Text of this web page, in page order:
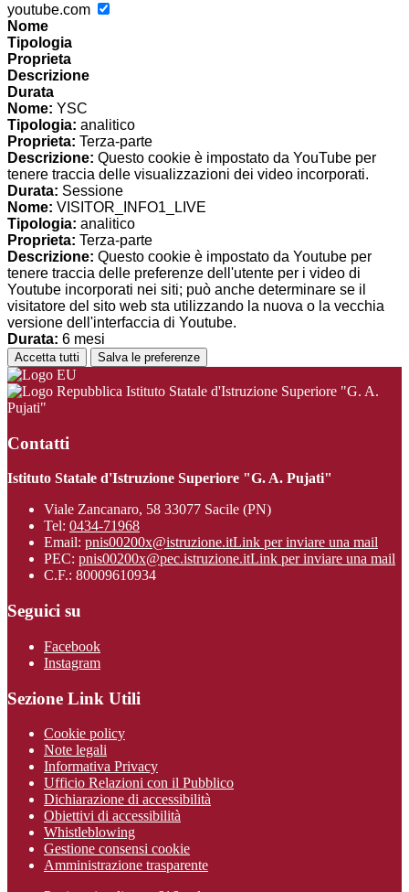
youtube.com
Nome
Tipologia
Proprieta
Descrizione
Durata
Nome: YSC
Tipologia: analitico
Proprieta: Terza-parte
Descrizione: Questo cookie è impostato da YouTube per
tenere traccia delle visualizzazioni dei video incorporati.
Durata: Sessione
Nome: VISITOR_INFO1_LIVE
Tipologia: analitico
Proprieta: Terza-parte
Descrizione: Questo cookie è impostato da Youtube per
tenere traccia delle preferenze dell'utente per i video di
Youtube incorporati nei siti; può anche determinare se il
visitatore del sito web sta utilizzando la nuova o la vecchia
versione dell'interfaccia di Youtube.
Durata: 6 mesi
Accetta tutti Salva le preferenze
Istituto Statale d'Istruzione Superiore "G. A.
Pujati"
Contatti
Istituto Statale d'Istruzione Superiore "G. A. Pujati"
Viale Zancanaro, 58 33077 Sacile (PN)
Tel: 0434-71968
Email: pnis00200x@istruzione.itLink per inviare una mail
PEC: pnis00200x@pec.istruzione.itLink per inviare una mail
C.F.: 80009610934
Seguici su
Facebook
Instagram
Sezione Link Utili
Cookie policy
Note legali
Informativa Privacy
Ufficio Relazioni con il Pubblico
Dichiarazione di accessibilità
Obiettivi di accessibilità
Whistleblowing
Gestione consensi cookie
Amministrazione trasparente